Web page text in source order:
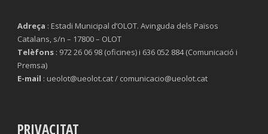
Adreça : Estadi Municipal d’OLOT. Avinguda dels Països
Catalans, s/n – 17800 – OLOT
Telèfons : 972 26 06 98 (oficines) i 636 052 884 (Comunicació i
Premsa)
E-mail : ueolot@ueolot.cat / comunicacio@ueolot.cat
PRIVACITAT